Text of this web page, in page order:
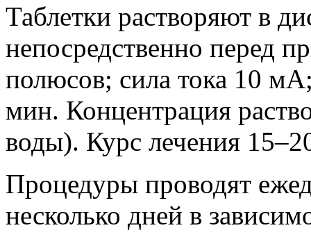
Таблетки растворяют в
непосредственно перед
полюсов; сила тока 10
мин. Концентрация
воды). Курс лечения
Процедуры проводят
несколько дней в